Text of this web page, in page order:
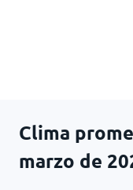
Clima
marzo de